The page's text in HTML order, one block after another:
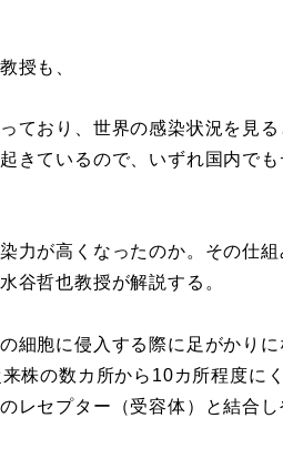
授も、
ており、世界の感染状況を見
きているので、いずれ国内で
力が高くなったのか。その仕
谷哲也教授が解説する。
細胞に侵入する際に足がかり
株の数カ所から10カ所程度に
レセプター（受容体）と結合